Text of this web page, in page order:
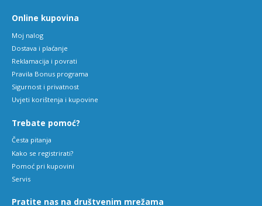
Online kupovina
Moj nalog
Dostava i plaćanje
Reklamacija i povrati
Pravila Bonus programa
Sigurnost i privatnost
Uvjeti korištenja i kupovine
Trebate pomoć?
Česta pitanja
Kako se registrirati?
Pomoć pri kupovini
Servis
Pratite nas na društvenim mrežama